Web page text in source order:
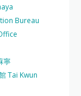
Bureau
寧
Tai Kwun